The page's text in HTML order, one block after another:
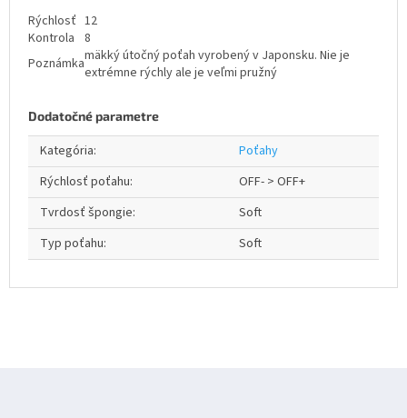
Rýchlosť 12
Kontrola 8
Poznámkamäkký útočný poťah vyrobený v Japonsku. Nie je
extrémne rýchly ale je veľmi pružný
Dodatočné parametre
Kategória:
Poťahy
Rýchlosť poťahu:
OFF- > OFF+
Tvrdosť špongie:
Soft
Typ poťahu: Soft